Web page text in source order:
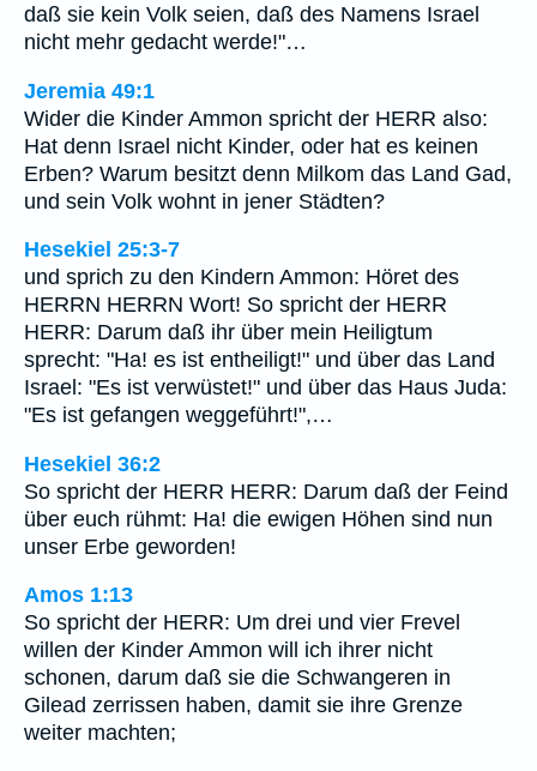
daß sie kein Volk seien, daß des Namens Israel
nicht mehr gedacht werde!"…
Jeremia 49:1
Wider die Kinder Ammon spricht der HERR also:
Hat denn Israel nicht Kinder, oder hat es keinen
Erben? Warum besitzt denn Milkom das Land Gad,
und sein Volk wohnt in jener Städten?
Hesekiel 25:3-7
und sprich zu den Kindern Ammon: Höret des
HERRN HERRN Wort! So spricht der HERR
HERR: Darum daß ihr über mein Heiligtum
sprecht: "Ha! es ist entheiligt!" und über das Land
Israel: "Es ist verwüstet!" und über das Haus Juda:
"Es ist gefangen weggeführt!",…
Hesekiel 36:2
So spricht der HERR HERR: Darum daß der Feind
über euch rühmt: Ha! die ewigen Höhen sind nun
unser Erbe geworden!
Amos 1:13
So spricht der HERR: Um drei und vier Frevel
willen der Kinder Ammon will ich ihrer nicht
schonen, darum daß sie die Schwangeren in
Gilead zerrissen haben, damit sie ihre Grenze
weiter machten;